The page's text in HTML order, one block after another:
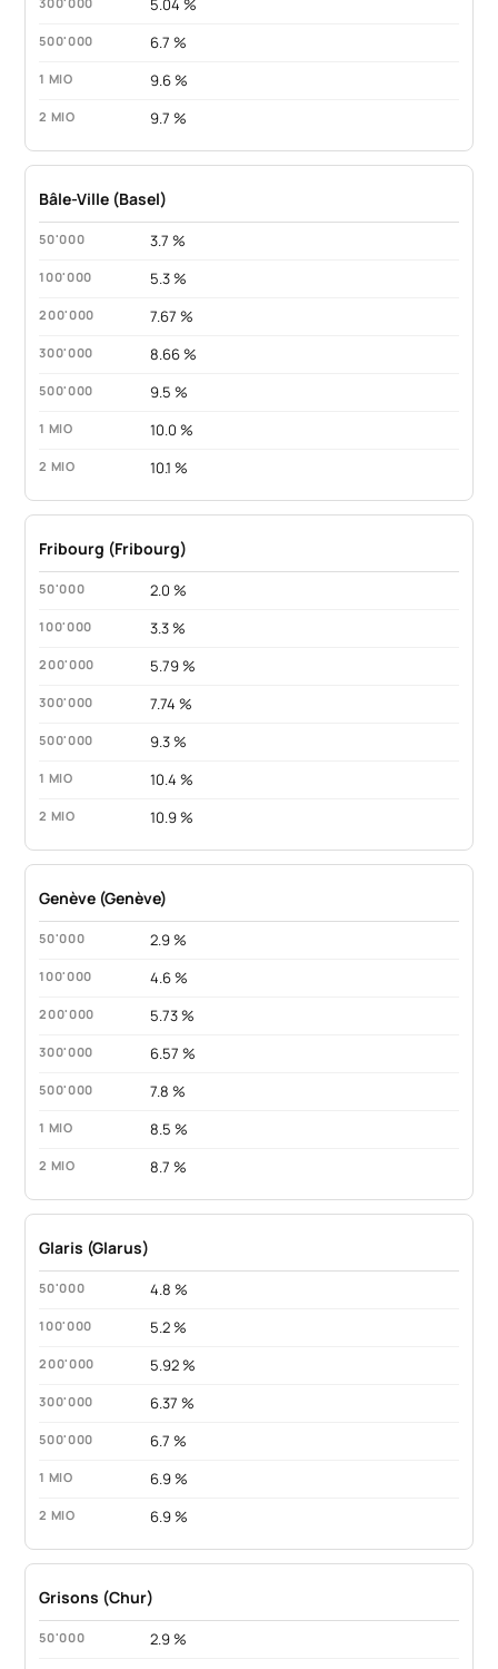
6.7 %
9.6 %
9.7 %
Bâle-Ville (Basel)
3.7 %
5.3 %
7.67 %
8.66 %
9.5 %
10.0 %
10.1 %
Fribourg (Fribourg)
2.0 %
3.3 %
5.79 %
7.74 %
9.3 %
10.4 %
10.9 %
Genève (Genève)
2.9 %
4.6 %
5.73 %
6.57 %
7.8 %
8.5 %
8.7 %
Glaris (Glarus)
4.8 %
5.2 %
5.92 %
6.37 %
6.7 %
6.9 %
6.9 %
Grisons (Chur)
2.9 %